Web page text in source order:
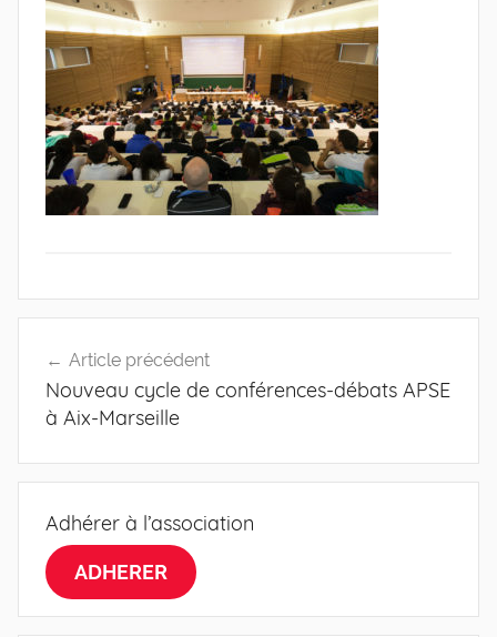
de
l'Entreprise
de
l’article
Article précédent
Nouveau cycle de conférences-débats APSE
à Aix-Marseille
Adhérer à l’association
ADHERER